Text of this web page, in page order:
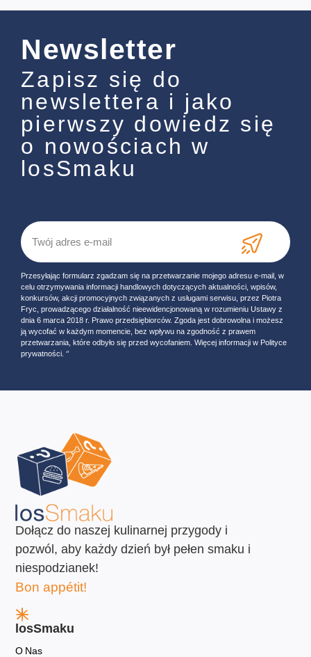
Newsletter
Zapisz się do
newslettera i jako
pierwszy dowiedz się
o nowościach w
losSmaku
Przesyłając formularz zgadzam się na przetwarzanie mojego adresu e-mail, w
celu otrzymywania informacji handlowych dotyczących aktualności, wpisów,
konkursów, akcji promocyjnych związanych z usługami serwisu, przez Piotra
Fryc, prowadzącego działalność nieewidencjonowaną w rozumieniu Ustawy z
dnia 6 marca 2018 r. Prawo przedsiębiorców. Zgoda jest dobrowolna i możesz
ją wycofać w każdym momencie, bez wpływu na zgodność z prawem
przetwarzania, które odbyło się przed wycofaniem. Więcej informacji w Polityce
prywatności. ‘’
Dołącz do naszej kulinarnej przygody i
pozwól, aby każdy dzień był pełen smaku i
niespodzianek!
Bon appétit!
losSmaku
O Nas